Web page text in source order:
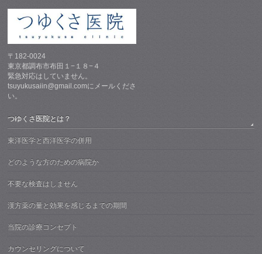
〒182-0024
東京都調布市布田１−１８−４
緊急対応はしていません。
tsuyukusaiin@gmail.comにメールくださ
い。
つゆくさ医院とは？
東洋医学と西洋医学の併用
どのような方のための病院か
不要な検査はしません
漢方薬の量と効果を感じるまでの期間
当院の診療コンセプト
カウンセリングについて